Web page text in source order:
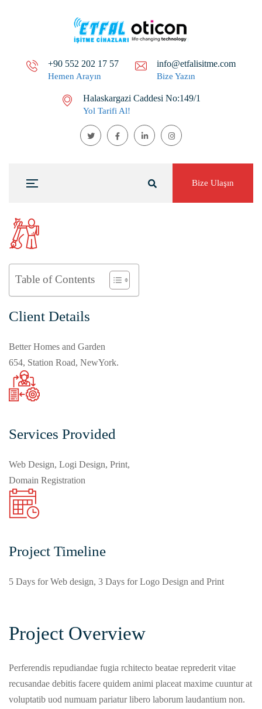
+90 552 202 17 57
Hemen Arayın
info@etfalisitme.com
Bize Yazın
Halaskargazi Caddesi No:149/1
Yol Tarifi Al!
Bize Ulaşın
Table of Contents
Client Details
Better Homes and Garden
654, Station Road, NewYork.
Services Provided
Web Design, Logi Design, Print,
Domain Registration
Project Timeline
5 Days for Web design, 3 Days for Logo Design and Print
Project Overview
Perferendis repudiandae fugia rchitecto beatae reprederit vitae
recusandae debitis facere quidem animi placeat maxime cuuntur at
voluptatib uod numuam pariatur libero laborum laudantium non.